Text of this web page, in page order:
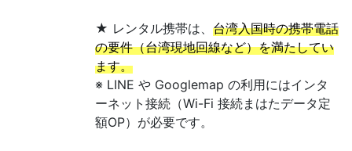
★ レンタル携帯は、 台湾入国時の携帯電話
の要件（台湾現地回線など）を満たしてい
ます。
※ LINE や Googlemap の利用にはインタ
ーネット接続（Wi-Fi 接続まはたデータ定
額OP）が必要です。